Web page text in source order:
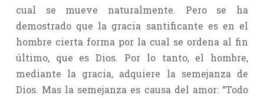
cual se mueve naturalmente. Pero se ha
demostrado que la gracia santificante es en el
hombre cierta forma por la cual se ordena al fin
último, que es Dios. Por lo tanto, el hombre,
mediante la gracia, adquiere la semejanza de
Dios. Mas la semejanza es causa del amor: “Todo